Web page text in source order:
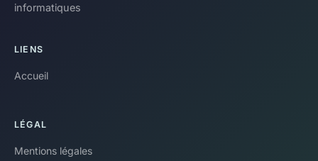
informatiques
LIENS
Accueil
LÉGAL
Mentions légales